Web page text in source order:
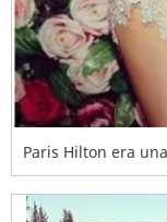
Paris Hilton era